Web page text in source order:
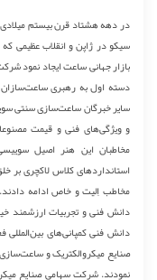
در دهه هشتاد قرن بیستم
سیکو در ژاپن و انقلاب عظیمی
بازار جهانی ساعت ایجاد نمود
دسته اول به رهبری
سایر خبرگان ساعت‌سازی سنتی
و ویژگی‌های فنی و قیمت
مخاطبان این هنر اصیل
استانداردهای کلاس لاکچری بر
مخاطب اِلیت و خاص ادامه
دانش فنی و تجربیات ارزشمند
دانش فنی کمپانی‌های
نمودند. شرکت سهامی صنایع